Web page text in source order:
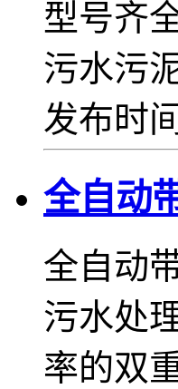
型号齐
污水污
发布时
全自动
全自动
污水处
率的双